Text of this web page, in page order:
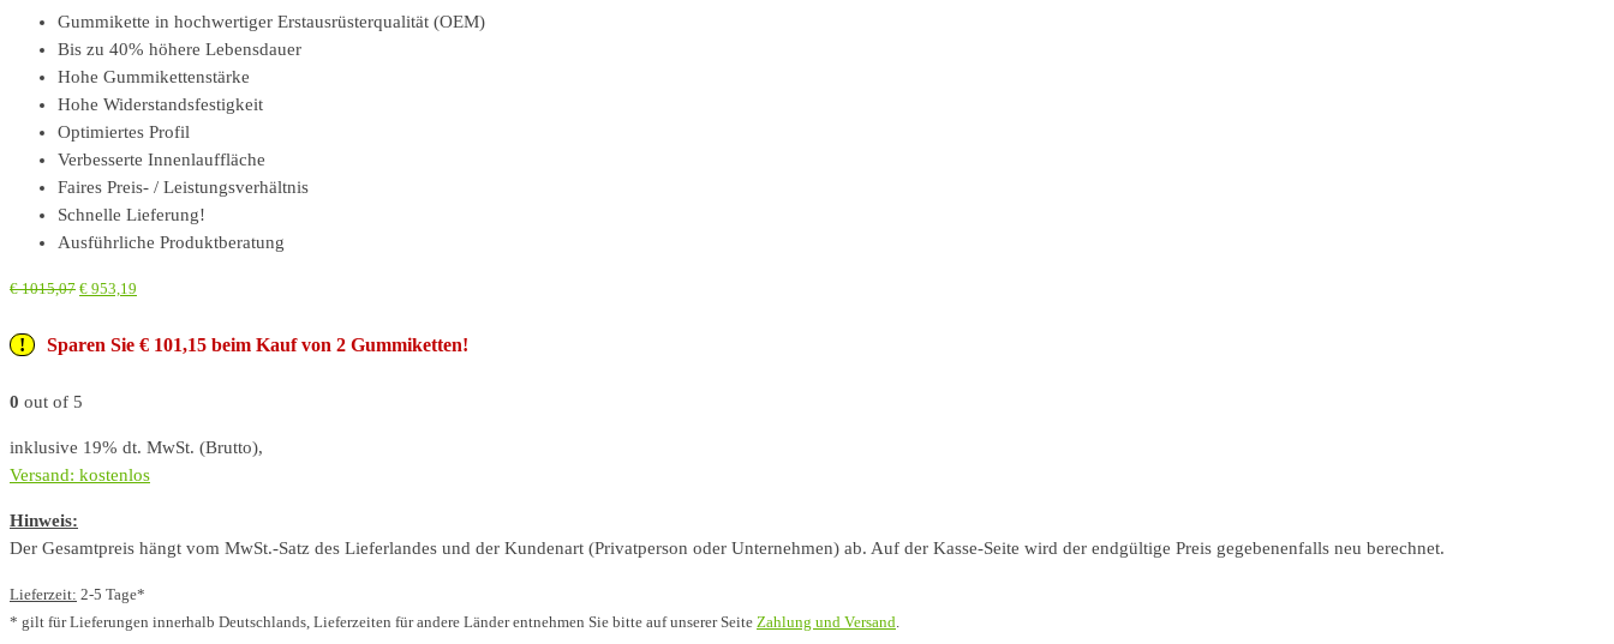
Gummikette in hochwertiger Erstausrüsterqualität (OEM)
Bis zu 40% höhere Lebensdauer
Hohe Gummikettenstärke
Hohe Widerstandsfestigkeit
Optimiertes Profil
Verbesserte Innenlauffläche
Faires Preis- / Leistungsverhältnis
Schnelle Lieferung!
Ausführliche Produktberatung
€1015,07 € 953,19
Sparen Sie € 101,15 beim Kauf von 2 Gummiketten!
0 out of 5
inklusive 19% dt. MwSt. (Brutto),
Versand: kostenlos
Hinweis:
Der Gesamtpreis hängt vom MwSt.-Satz des Lieferlandes und der Kundenart (Privatperson oder Unternehmen) ab. Auf der Kasse-Seite wird der endgültige Preis gegebenenfalls neu berechnet.
Lieferzeit: 2-5 Tage*
* gilt für Lieferungen innerhalb Deutschlands, Lieferzeiten für andere Länder entnehmen Sie bitte auf unserer Seite Zahlung und Versand